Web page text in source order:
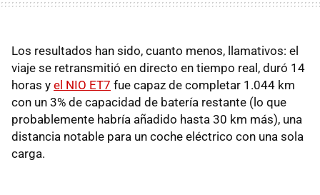
Los resultados han sido, cuanto menos, llamativos: el
viaje se retransmitió en directo en tiempo real, duró 14
horas y el NIO ET7 fue capaz de completar 1.044 km
con un 3% de capacidad de batería restante (lo que
probablemente habría añadido hasta 30 km más), una
distancia notable para un coche eléctrico con una sola
carga.